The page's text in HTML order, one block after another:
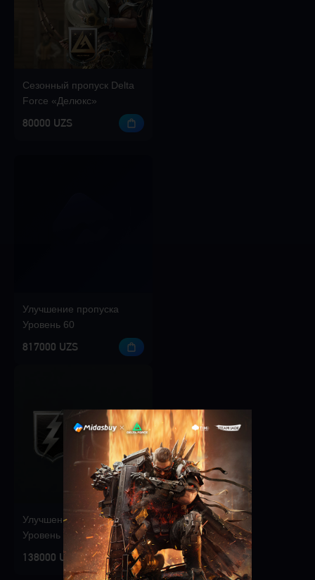
Singapore
Сезонный пропуск Delta
Force «Делюкс»
80000 UZS
Улучшение пропуска
Уровень 60
817000 UZS
Улучшение пропуска
Уровень 10
138000 UZS
OK